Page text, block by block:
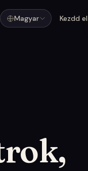
Magyar Kezdd el